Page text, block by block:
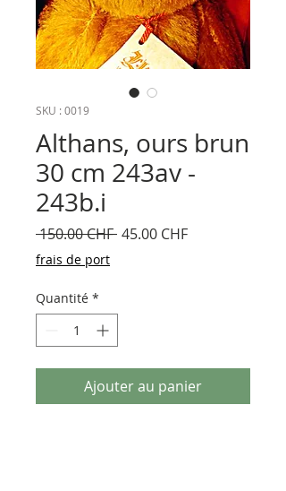
SKU : 0019
Althans, ours brun
30 cm 243av -
243b.i
150.00 CHF Prix
45.00 CHFPrix
frais de port
Quantité *
Ajouter au panier